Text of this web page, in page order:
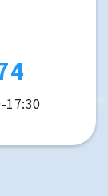
17:30